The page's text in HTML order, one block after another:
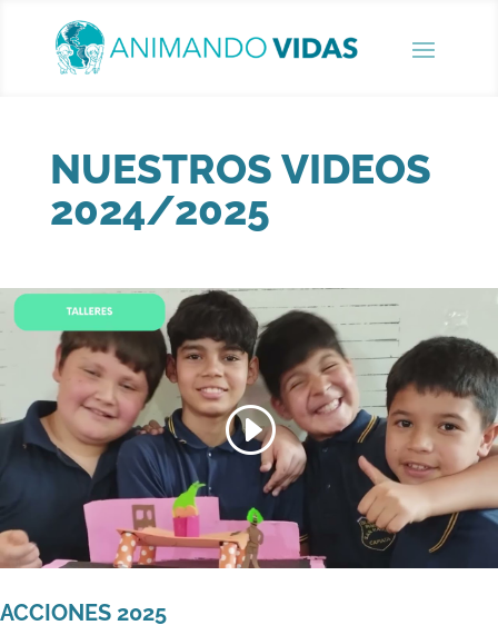
NUESTROS VIDEOS
2024/2025
ACCIONES 2025